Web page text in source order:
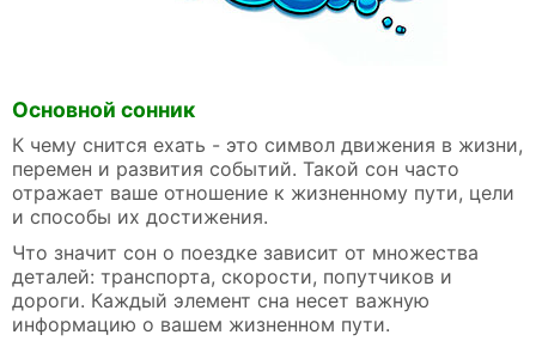
Основной сонник
К чему снится ехать - это символ движения в жизни,
перемен и развития событий. Такой сон часто
отражает ваше отношение к жизненному пути, цели
и способы их достижения.
Что значит сон о поездке зависит от множества
деталей: транспорта, скорости, попутчиков и
дороги. Каждый элемент сна несет важную
информацию о вашем жизненном пути.